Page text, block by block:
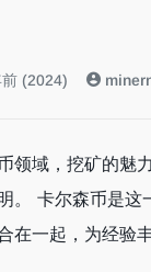
(2024)
领域，挖矿的魅
。 卡尔森币是
在一起，为经验